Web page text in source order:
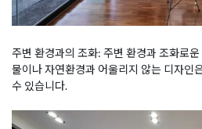
주변 환경과의 조화: 주변 환경과 조화로
물이나 자연환경과 어울리지 않는 디자인
수 있습니다.